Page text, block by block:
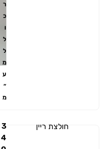
ר
כ
ו
ל
ל
מ
ע
״
מ
3
4
חולצת ריין